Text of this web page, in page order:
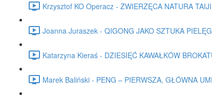
Krzysztof KO Operacz - ZWIERZĘCA NATURA
Joanna Juraszek - QIGONG JAKO SZTUKA
Katarzyna Kieraś - DZIESIĘĆ KAWAŁKÓW
Marek Baliński - PENG – PIERWSZA, GŁÓWNA